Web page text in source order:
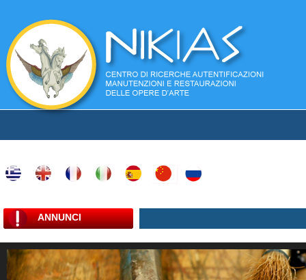
ANNUNCI